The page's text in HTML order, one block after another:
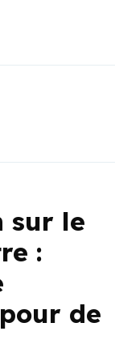
sur le
:
de